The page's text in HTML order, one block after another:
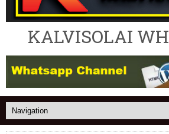
KALVISOLAI